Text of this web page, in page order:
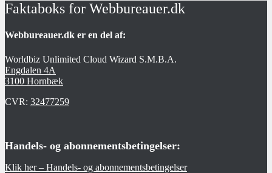
Faktaboks for Webbureauer.dk
Webbureauer.dk er en del af:
Worldbiz Unlimited Cloud Wizard S.M.B.A.
Engdalen 4A
3100 Hornbæk
CVR: 32477259
Handels- og abonnementsbetingelser:
Klik her – Handels- og abonnementsbetingelser